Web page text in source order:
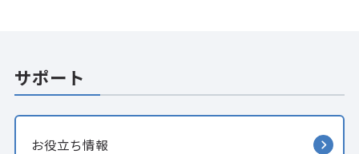
サポート
お役立ち情報